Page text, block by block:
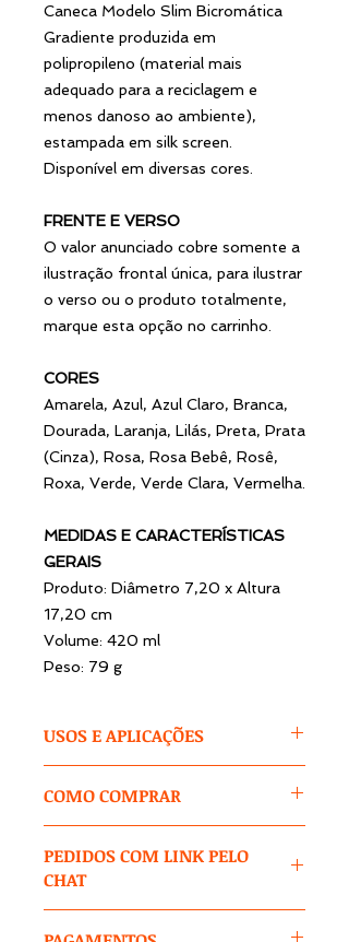
Caneca Modelo Slim Bicromática
Gradiente produzida em
polipropileno (material mais
adequado para a reciclagem e
menos danoso ao ambiente),
estampada em silk screen.
Disponível em diversas cores.
FRENTE E VERSO
O valor anunciado cobre somente a
ilustração frontal única, para ilustrar
o verso ou o produto totalmente,
marque esta opção no carrinho.
CORES
Amarela, Azul, Azul Claro, Branca,
Dourada, Laranja, Lilás, Preta, Prata
(Cinza), Rosa, Rosa Bebê, Rosê,
Roxa, Verde, Verde Clara, Vermelha.
MEDIDAS E CARACTERÍSTICAS
GERAIS
Produto: Diâmetro 7,20 x Altura
17,20 cm
Volume: 420 ml
Peso: 79 g
USOS E APLICAÇÕES
ganhou uma grande impulsão. A
Caneca Slim já vinha sendo uma das
versão degradê, vai se tornar febril
de vez. A Linha Degradê da Fênix D.
S. é composta por vários produtos,
tais como copos, canecas, taças e
COMO COMPRAR
selecione as opções para cores /
tamanhos / modelos e outras que
PEDIDOS COM LINK PELO
CHAT